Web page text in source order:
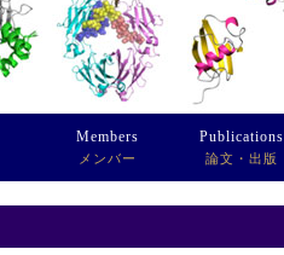
Members
メンバー
Publications
論文・出版